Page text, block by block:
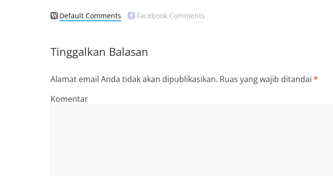
Default Comments Facebook Comments
Tinggalkan Balasan
Alamat email Anda tidak akan dipublikasikan. Ruas yang wajib ditandai *
Komentar